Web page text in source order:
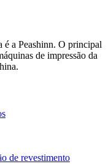
é a Peashinn. O principal
de impressão da
de revestimento